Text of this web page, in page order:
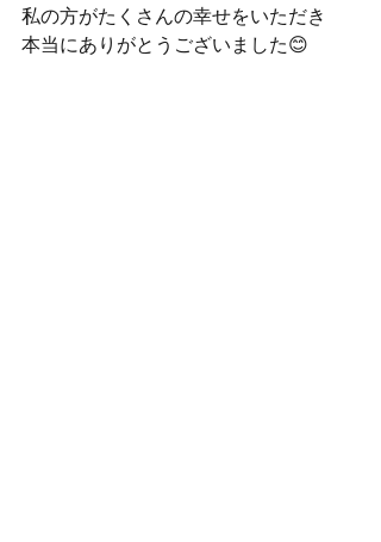
私の方がたくさんの幸せをいただき
本当にありがとうございました😊